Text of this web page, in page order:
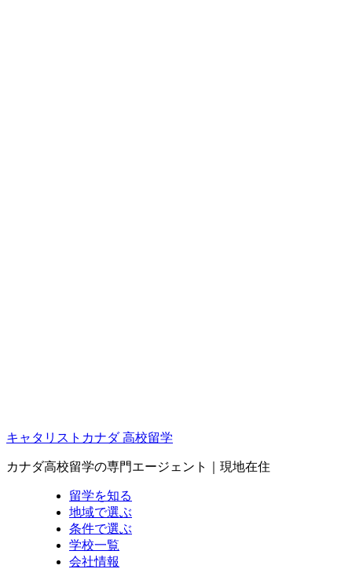
キャタリストカナダ 高校留学
カナダ高校留学の専門エージェント｜現地在住
留学を知る
地域で選ぶ
条件で選ぶ
学校一覧
会社情報